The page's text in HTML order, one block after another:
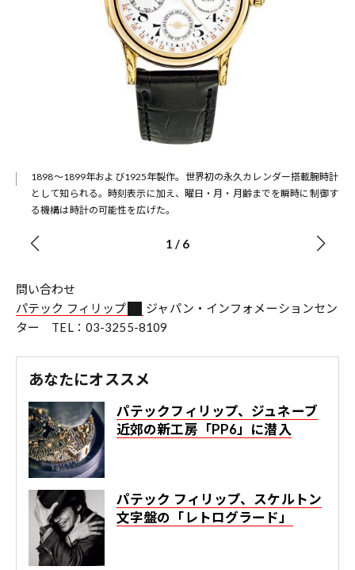
1898〜1899年および1925年製作。世界初の永久カレンダー搭載腕時計
として知られる。時刻表示に加え、曜日・月・月齢までを瞬時に制御す
る機構は時計の可能性を広げた。
1 / 6
問い合わせ
パテック フィリップ
ジャパン・インフォメーションセン
ター TEL：03-3255-8109
あなたにオススメ
パテックフィリップ、ジュネーブ
近郊の新工房「PP6」に潜入
パテック フィリップ、スケルトン
文字盤の「レトログラード」